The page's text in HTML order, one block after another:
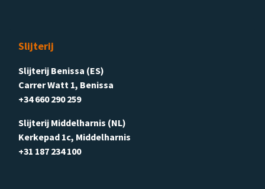
Slijterij
Slijterij Benissa (ES)
Carrer Watt 1, Benissa
+34 660 290 259
Slijterij Middelharnis (NL)
Kerkepad 1c, Middelharnis
+31 187 234 100